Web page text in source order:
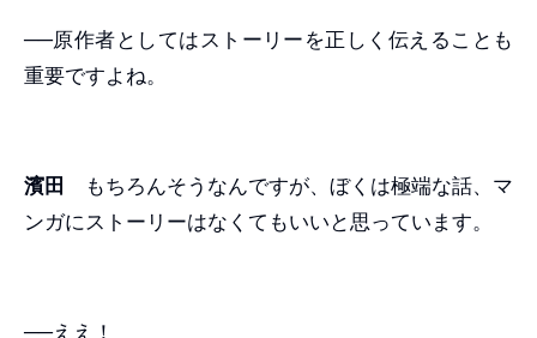
──原作者としてはストーリーを正しく伝えることも
重要ですよね。
濱田
もちろんそうなんですが、ぼくは極端な話、マ
ンガにストーリーはなくてもいいと思っています。
──ええ！